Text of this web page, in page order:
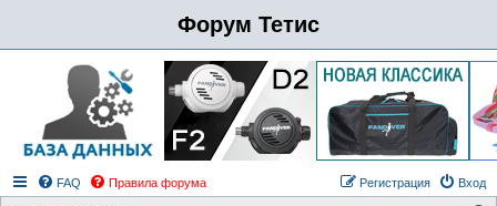
Форум Тетис
FAQ Правила форума Вход
Регистрация